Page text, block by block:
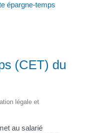
épargne-temps
(CET) du
légale et
au salarié